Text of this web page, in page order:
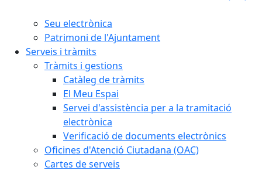
Seu electrònica
Patrimoni de l'Ajuntament
Serveis i tràmits
Tràmits i gestions
Catàleg de tràmits
El Meu Espai
Servei d'assistència per a la tramitació
electrònica
Verificació de documents electrònics
Oficines d'Atenció Ciutadana (OAC)
Cartes de serveis